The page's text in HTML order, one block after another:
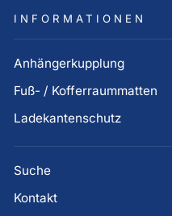
INFORMATIONEN
Anhängerkupplung
Fuß- / Kofferraummatten
Ladekantenschutz
Suche
Kontakt